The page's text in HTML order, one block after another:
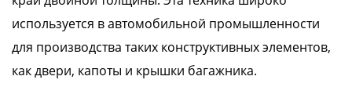
используется в автомобильной промышленности
для производства таких конструктивных элементов,
как двери, капоты и крышки багажника.